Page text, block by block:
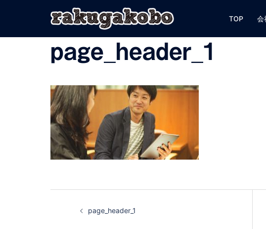
ン
TOP 会
page_header_1
page_header_1